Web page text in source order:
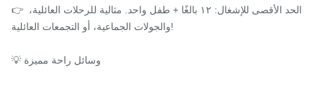
👉 الحد الأقصى للإشغال: ١٢ بالغًا + طفل واحد. مثالية للرحلات العائلية،
والجولات الجماعية، أو التجمعات العائلية!
💡 وسائل راحة مميزة